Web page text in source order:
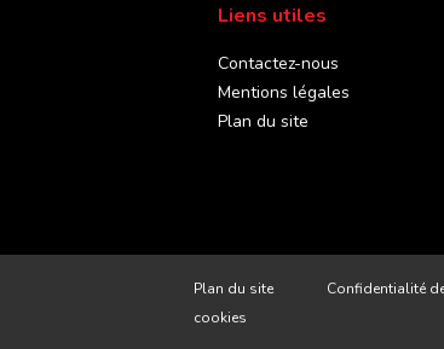
Liens utiles
Contactez-nous
Mentions légales
Plan du site
Plan du site Confidentialité
cookies